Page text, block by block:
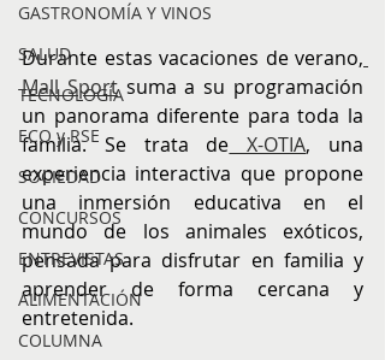
GASTRONOMÍA Y VINOS
SALUD
TECNOLOGÍA
ECO y RSE
SOCIEDAD
CONCURSOS
ENTREVISTAS
ALIMENTACIÓN
COLUMNA
Durante estas vacaciones de verano,
Mall Sport suma a su programación
un panorama diferente para toda la
familia. Se trata de X-OTIA, una
experiencia interactiva que propone
una inmersión educativa en el
mundo de los animales exóticos,
pensada para disfrutar en familia y
aprender de forma cercana y
entretenida.